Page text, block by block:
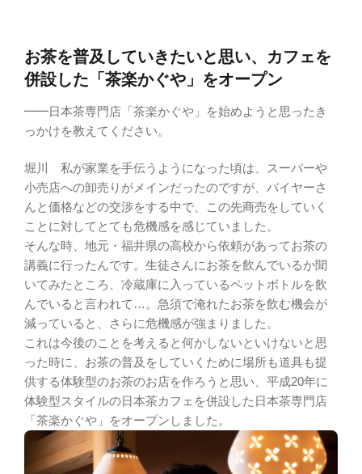
お茶を普及していきたいと思い、カフェを
併設した「茶楽かぐや」をオープン
━━日本茶専門店「茶楽かぐや」を始めようと思ったき
っかけを教えてください。
堀川 私が家業を手伝うようになった頃は、スーパーや
小売店への卸売りがメインだったのですが、バイヤーさ
んと価格などの交渉をする中で、この先商売をしていく
ことに対してとても危機感を感じていました。
そんな時、地元・福井県の高校から依頼があってお茶の
講義に行ったんです。生徒さんにお茶を飲んでいるか聞
いてみたところ、冷蔵庫に入っているペットボトルを飲
んでいると言われて…。急須で淹れたお茶を飲む機会が
減っていると、さらに危機感が強まりました。
これは今後のことを考えると何かしないといけないと思
った時に、お茶の普及をしていくために場所も道具も提
供する体験型のお茶のお店を作ろうと思い、平成20年に
体験型スタイルの日本茶カフェを併設した日本茶専門店
「茶楽かぐや」をオープンしました。